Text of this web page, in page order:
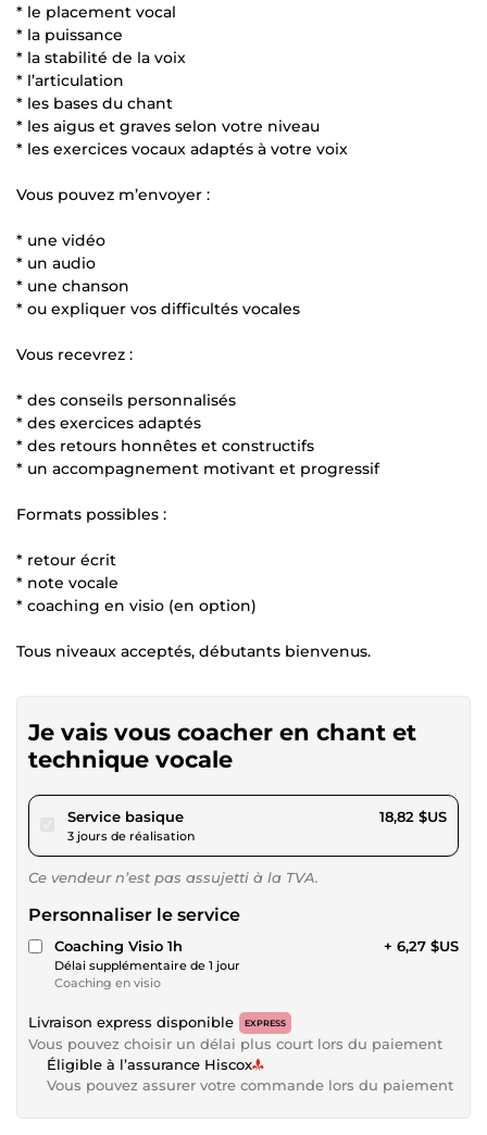
* le placement vocal
* la puissance
* la stabilité de la voix
* l’articulation
* les bases du chant
* les aigus et graves selon votre niveau
* les exercices vocaux adaptés à votre voix
Vous pouvez m’envoyer :
* une vidéo
* un audio
* une chanson
* ou expliquer vos difficultés vocales
Vous recevrez :
* des conseils personnalisés
* des exercices adaptés
* des retours honnêtes et constructifs
* un accompagnement motivant et progressif
Formats possibles :
* retour écrit
* note vocale
* coaching en visio (en option)
Tous niveaux acceptés, débutants bienvenus.
Je vais vous coacher en chant et
technique vocale
Service basiquepour 17,34 $US
3 jours de réalisation
18,82 $US
Ce vendeur n’est pas assujetti à la TVA.
Personnaliser le service
Coaching Visio 1h
Délai supplémentaire de 1 jour
Coaching en visio
+ 6,27 $US
Livraison express disponible EXPRESS
Vous pouvez choisir un délai plus court lors du paiement
Éligible à l’assurance Hiscox
Vous pouvez assurer votre commande lors du paiement